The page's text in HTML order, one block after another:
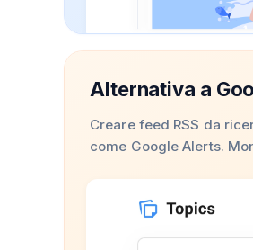
Alternativa a
Creare feed RSS da
come Google Alerts.